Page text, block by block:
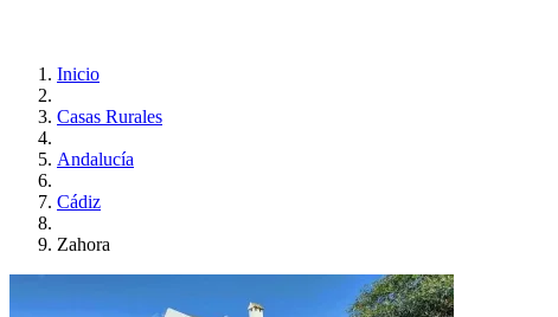
Inicio
Casas Rurales
Andalucía
Cádiz
Zahora